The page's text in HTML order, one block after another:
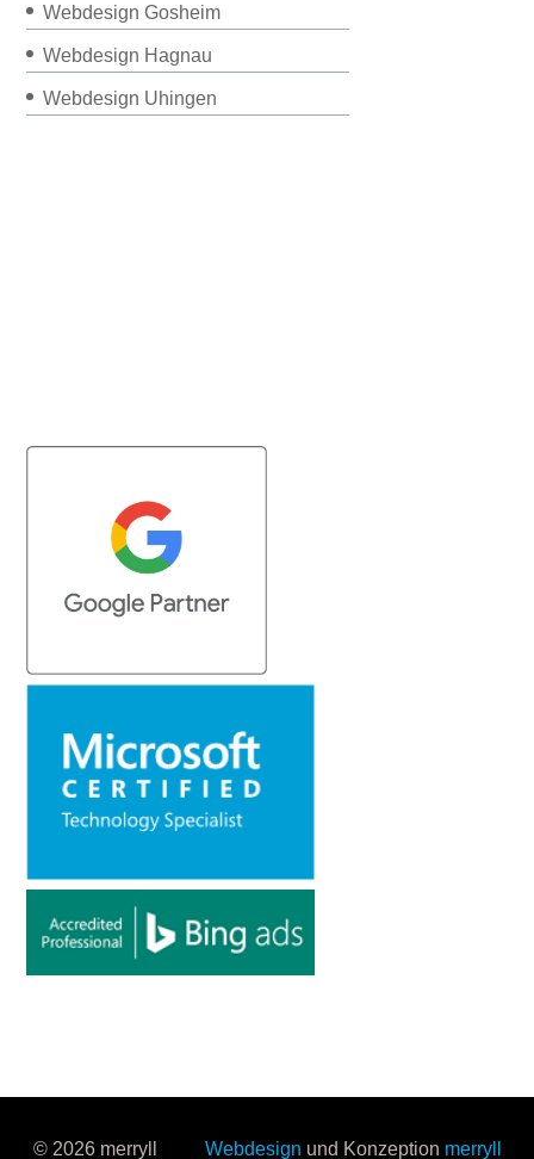
Webdesign Gosheim
Webdesign Hagnau
Webdesign Uhingen
© 2026 merryll Webdesign und Konzeption merryll